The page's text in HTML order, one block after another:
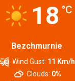
18 °C
Bezchmurnie
Wind Gust: 11 Km/h
Clouds: 0%